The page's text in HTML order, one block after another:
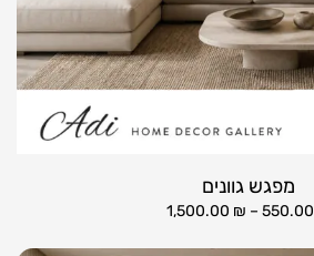
מפגש גוונים
550.00
–
1,500.00 ₪